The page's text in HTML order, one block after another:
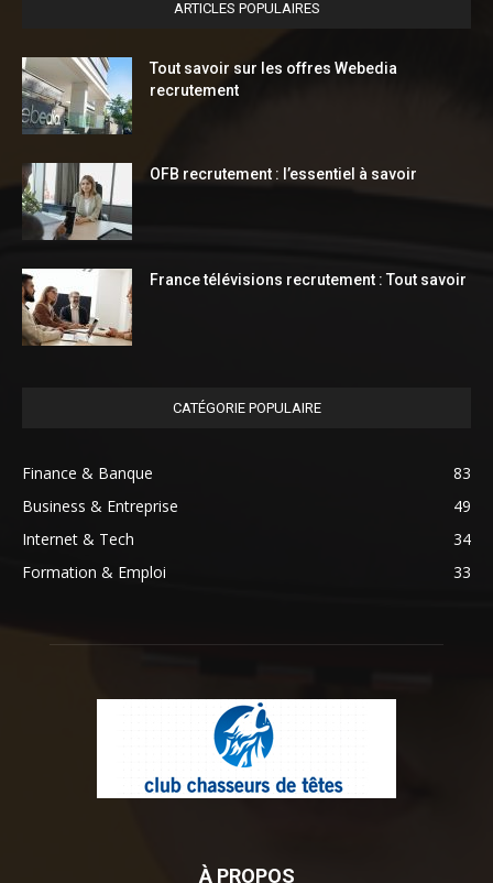
ARTICLES POPULAIRES
Tout savoir sur les offres Webedia
recrutement
OFB recrutement : l’essentiel à savoir
France télévisions recrutement : Tout savoir
CATÉGORIE POPULAIRE
Finance & Banque
83
Business & Entreprise
49
Internet & Tech
34
Formation & Emploi
33
À PROPOS